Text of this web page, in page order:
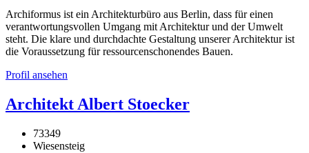
Archiformus ist ein Architekturbüro aus Berlin, dass für einen
verantwortungsvollen Umgang mit Architektur und der Umwelt
steht. Die klare und durchdachte Gestaltung unserer Architektur ist
die Voraussetzung für ressourcenschonendes Bauen.
Profil ansehen
Architekt Albert Stoecker
73349
Wiesensteig